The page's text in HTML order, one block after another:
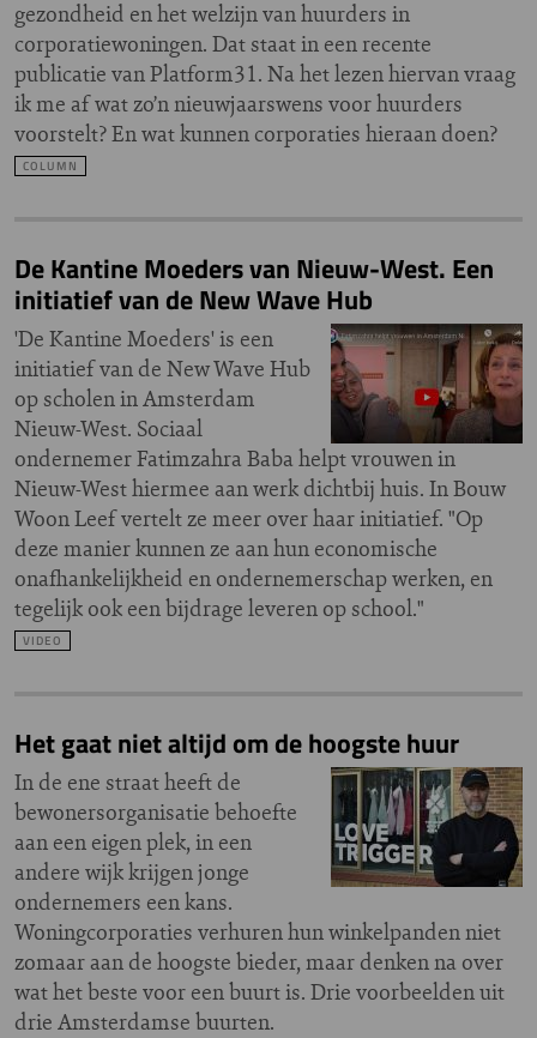
gezondheid en het welzijn van huurders in
corporatiewoningen. Dat staat in een recente
publicatie van Platform31. Na het lezen hiervan vraag
ik me af wat zo’n nieuwjaarswens voor huurders
voorstelt? En wat kunnen corporaties hieraan doen?
COLUMN
De Kantine Moeders van Nieuw-West. Een
initiatief van de New Wave Hub
'De Kantine Moeders' is een
initiatief van de New Wave Hub
op scholen in Amsterdam
Nieuw-West. Sociaal
ondernemer Fatimzahra Baba helpt vrouwen in
Nieuw-West hiermee aan werk dichtbij huis. In Bouw
Woon Leef vertelt ze meer over haar initiatief. "Op
deze manier kunnen ze aan hun economische
onafhankelijkheid en ondernemerschap werken, en
tegelijk ook een bijdrage leveren op school."
VIDEO
Het gaat niet altijd om de hoogste huur
In de ene straat heeft de
bewonersorganisatie behoefte
aan een eigen plek, in een
andere wijk krijgen jonge
ondernemers een kans.
Woningcorporaties verhuren hun winkelpanden niet
zomaar aan de hoogste bieder, maar denken na over
wat het beste voor een buurt is. Drie voorbeelden uit
drie Amsterdamse buurten.